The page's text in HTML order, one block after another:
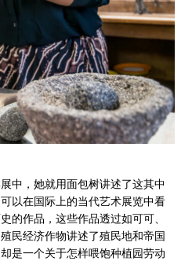
中，她就用面包树讲述了这其中
以在国际上的当代艺术展览中看
的作品，这些作品透过如可可、
民经济作物讲述了殖民地和帝国
是一个关于怎样喂饱种植园劳动